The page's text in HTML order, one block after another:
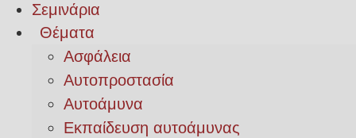
Σεμινάρια
Θέματα
Ασφάλεια
Αυτοπροστασία
Αυτοάμυνα
Εκπαίδευση αυτοάμυνας